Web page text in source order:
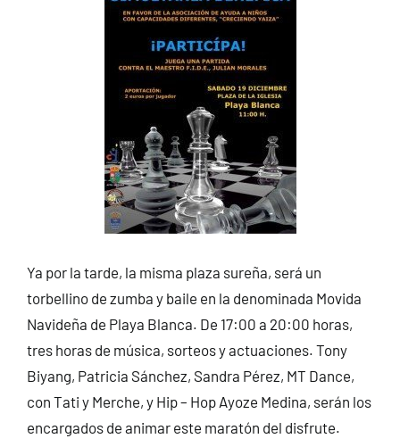
Ya por la tarde, la misma plaza sureña, será un
torbellino de zumba y baile en la denominada Movida
Navideña de Playa Blanca. De 17:00 a 20:00 horas,
tres horas de música, sorteos y actuaciones. Tony
Biyang, Patricia Sánchez, Sandra Pérez, MT Dance,
con Tati y Merche, y Hip – Hop Ayoze Medina, serán los
encargados de animar este maratón del disfrute.